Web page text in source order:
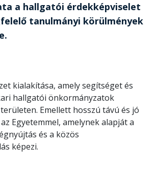
a hallgatói érdekképviselet
tanulmányi körülmények
kialakítása, amely segítséget és
hallgatói önkormányzatok
Emellett hosszú távú és jó
Egyetemmel, amelynek alapját a
és a közös
képezi.